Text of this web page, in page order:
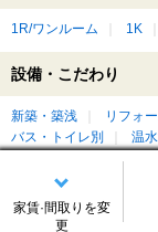
家賃·間取りを変
更
1R/ワンルーム 1K
設備・こだわり
新築・築浅 リフォ
バス・トイレ別
温
バリアフリー
広い
ベランダ・バルコニー付
ペット可・ペット相談可